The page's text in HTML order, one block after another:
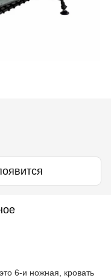
это 6-и ножная, кровать